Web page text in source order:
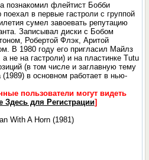
познакомил флейтист Бобби
в первые гастроли с группой
сумел завоевать репутацию
Записывал диски с Бобом
Робертой Флэк, Аритой
В 1980 году его пригласил Майлз
не на гастроли) и на пластинке Tutu
(в том числе и заглавную тему
в основном работает в нью-
пользователи могут видеть
Здесь для Регистрации]
With A Horn (1981)